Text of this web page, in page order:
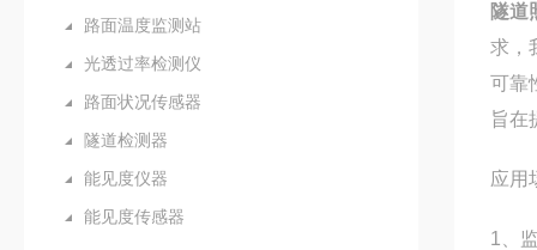
路面温度监测站
光透过率检测仪
路面状况传感器
隧道检测器
能见度仪器
能见度传感器
隧道
求，
可靠
旨在
应用
1、